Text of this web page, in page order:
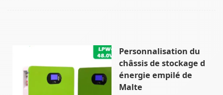
Personnalisation du
châssis de stockage d
énergie empilé de
Malte